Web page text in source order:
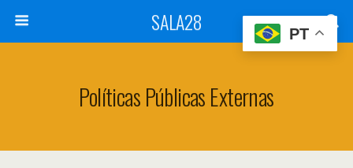
SALA28
Políticas Públicas Externas
PT